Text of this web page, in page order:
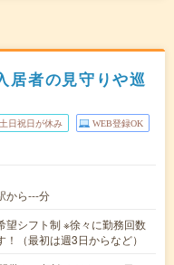
者の見守りや巡
土日祝日が休み WEB登録OK
から---分
望シフト制 ※徐々に勤務回数
（最初は週3日からなど）